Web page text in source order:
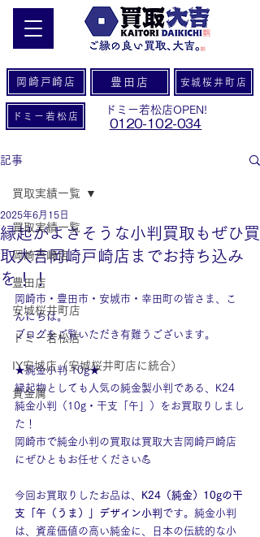
岡崎戸崎店 豊田店 安城桜井町店
ドミー若松店
ドミー若松店OPEN!
0120-102-034
記事
買取実績一覧
岡崎戸崎店
豊田店
安城桜井町店
ドミー若松店
IY安城店（安城桜井町店に統合）
貴金属
買取実績一覧
縁起がよさそうな小判買取もぜひ買
取大吉岡崎戸崎店までお持ち込み
を！！
2025年6月15日
岡崎市・豊田市・安城市・幸田町の皆さま、こ
んにちは。
ブログをご覧いただき有難うございます。
★純金小判 10g★
縁起物としても人気の純金製小判である、K24
純金小判（10g・干支「午」）をお買取りしまし
た！
岡崎市で純金小判の買取は買取大吉岡崎戸崎店
にぜひともお任せください💪
今回お買取りしたお品は、 K24（純金）10gの干
支「午（うま）」デザイン小判 です。純金小判
は、資産価値の高い純金に、日本の伝統的な小